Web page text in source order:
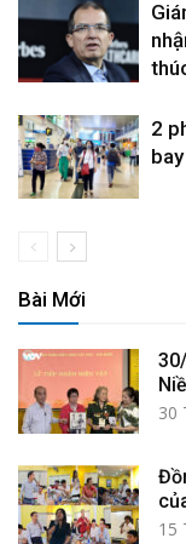
2
Bài Mới
30
15